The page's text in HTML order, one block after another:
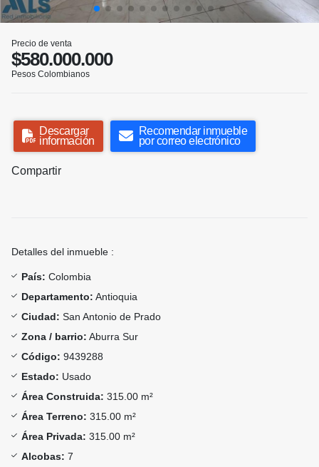
Precio de venta
$580.000.000
Pesos Colombianos
Descargar
información
Recomendar inmueble
por correo electrónico
Compartir
Detalles del inmueble :
País: Colombia
Departamento: Antioquia
Ciudad: San Antonio de Prado
Zona / barrio: Aburra Sur
Código: 9439288
Estado: Usado
Área Construida: 315.00 m²
Área Terreno: 315.00 m²
Área Privada: 315.00 m²
Alcobas: 7